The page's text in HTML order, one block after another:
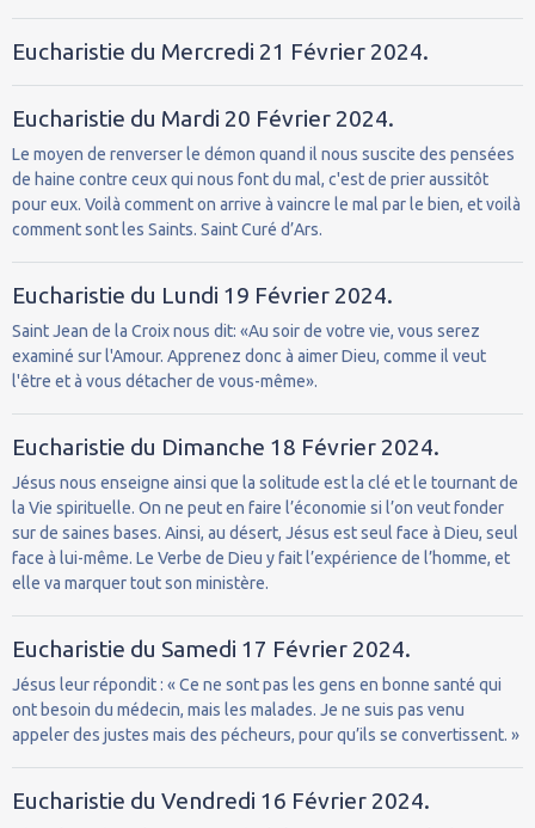
Eucharistie du Mercredi 21 Février 2024.
Eucharistie du Mardi 20 Février 2024.
Le moyen de renverser le démon quand il nous suscite des pensées
de haine contre ceux qui nous font du mal, c'est de prier aussitôt
pour eux. Voilà comment on arrive à vaincre le mal par le bien, et voilà
comment sont les Saints. Saint Curé d’Ars.
Eucharistie du Lundi 19 Février 2024.
Saint Jean de la Croix nous dit: «Au soir de votre vie, vous serez
examiné sur l'Amour. Apprenez donc à aimer Dieu, comme il veut
l'être et à vous détacher de vous-même».
Eucharistie du Dimanche 18 Février 2024.
Jésus nous enseigne ainsi que la solitude est la clé et le tournant de
la Vie spirituelle. On ne peut en faire l’économie si l’on veut fonder
sur de saines bases. Ainsi, au désert, Jésus est seul face à Dieu, seul
face à lui-même. Le Verbe de Dieu y fait l’expérience de l’homme, et
elle va marquer tout son ministère.
Eucharistie du Samedi 17 Février 2024.
Jésus leur répondit : « Ce ne sont pas les gens en bonne santé qui
ont besoin du médecin, mais les malades. Je ne suis pas venu
appeler des justes mais des pécheurs, pour qu’ils se convertissent. »
Eucharistie du Vendredi 16 Février 2024.